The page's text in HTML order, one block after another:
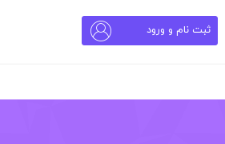
ثبت نام و ورود